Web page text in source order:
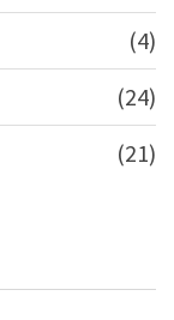
(4)
(24)
(21)